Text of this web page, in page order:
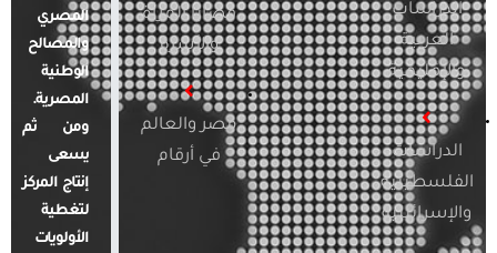
الدراسات
العربية
والإقليمية
الدراسات
الفلسطينية
والإسرائيلية
قضايا المرأة
والأسرة
مصر والعالم
في أرقام
المصري
والمصالح
الوطنية
المصرية.
ومن ثم
يسعى
إنتاج المركز
لتغطية
الأولويات